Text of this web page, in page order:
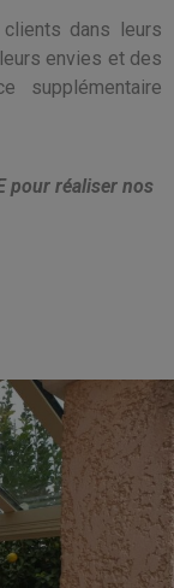
dans leurs
envies et des
supplémentaire
pour réaliser nos